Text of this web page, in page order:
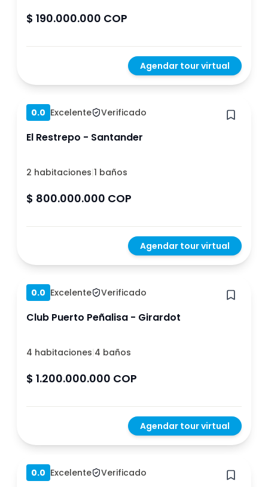
$ 190.000.000 COP
Agendar tour virtual
Hace 1 año
0.0 Excelente Verificado
El Restrepo - Santander
2 habitaciones|1 baños
$ 800.000.000 COP
Agendar tour virtual
Hace 1 año
0.0 Excelente Verificado
Club Puerto Peñalisa - Girardot
4 habitaciones|4 baños
$ 1.200.000.000 COP
Agendar tour virtual
Hace 1 año
0.0 Excelente Verificado